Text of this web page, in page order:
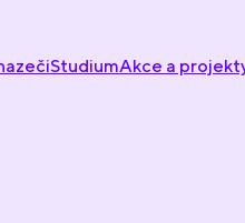
StudiumAkce a